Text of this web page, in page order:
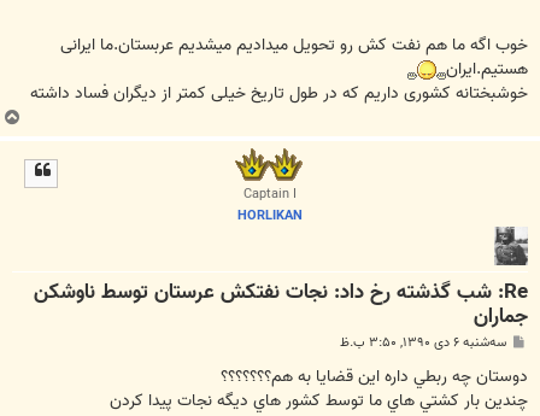
خوب اگه ما هم نفت کش رو تحویل میدادیم میشدیم عربستان.ما ایرانی
هستیم.ایران
خوشبختانه کشوری داریم که در طول تاریخ خیلی کمتر از دیگران فساد داشته
ب
ا
Captain I
HORLIKAN
Re: شب گذشته رخ داد: نجات نفتکش عرستان توسط ناوشکن
جماران
پ
ت
سه‌شنبه ۶ دی ۱۳۹۰, ۳:۵۰ ب.ظ
دوستان چه ربطي داره اين قضايا به هم؟؟؟؟؟؟؟
چندين بار كشتي هاي ما توسط كشور هاي ديگه نجات پيدا كردن